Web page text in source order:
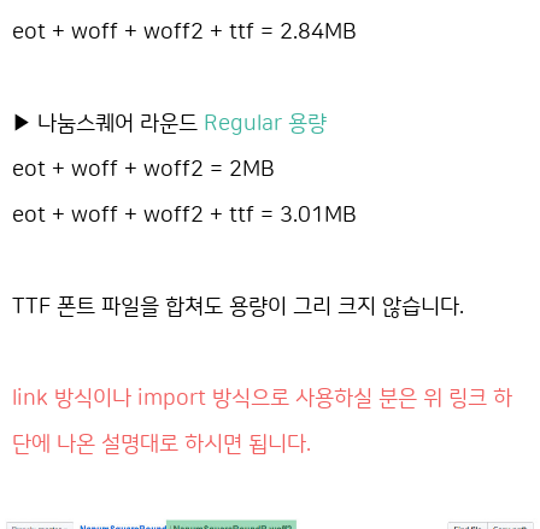
eot + woff + woff2 + ttf = 2.84MB
▶ 나눔스퀘어 라운드 Regular 용량
eot + woff + woff2 = 2MB
eot + woff + woff2 + ttf = 3.01MB
TTF 폰트 파일을 합쳐도 용량이 그리 크지 않습니다.
link 방식이나 import 방식으로 사용하실 분은 위 링크 하
단에 나온 설명대로 하시면 됩니다.